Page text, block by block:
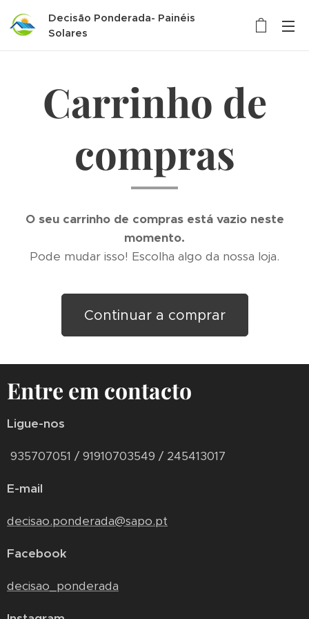
Decisão Ponderada- Painéis
Solares
Carrinho de
compras
O seu carrinho de compras está vazio neste
momento.
Pode mudar isso! Escolha algo da nossa loja.
Continuar a comprar
Entre em contacto
Ligue-nos
935707051 / 91910703549 / 245413017
E-mail
decisao.ponderada@sapo.pt
Facebook
decisao_ponderada